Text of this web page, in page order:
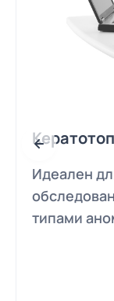
Идеален
типами